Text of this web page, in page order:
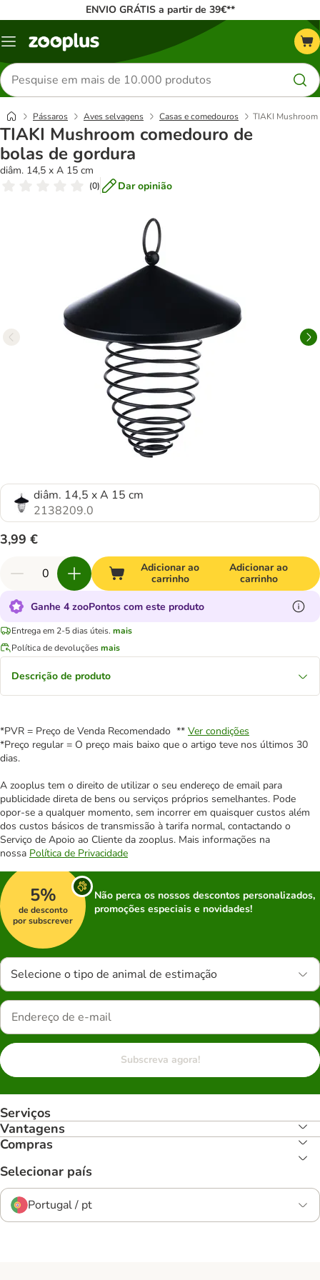
ENVIO GRÁTIS a partir de 39€**
Menu
Pesquisar
produtos
Pássaros Aves selvagens Casas e comedouros TIAKI
TIAKI Mushroom comedouro de
bolas de gordura
diâm. 14,5 x A 15 cm
(0) Dar opinião
diâm. 14,5 x A 15 cm
2138209.0
3,99 €
Adicionar ao
carrinho
Adicionar ao
carrinho
Ganhe 4 zooPontos com este produto
Entrega em 2-5 dias úteis. mais
Política de devoluçõesmais
Descrição de produto
*PVR = Preço de Venda Recomendado ** Ver condições
*Preço regular = O preço mais baixo que o artigo teve nos últimos 30
dias.
A zooplus tem o direito de utilizar o seu endereço de email para
publicidade direta de bens ou serviços próprios semelhantes. Pode
opor-se a qualquer momento, sem incorrer em quaisquer custos além
dos custos básicos de transmissão à tarifa normal, contactando o
Serviço de Apoio ao Cliente da zooplus. Mais informações na
nossa Política de Privacidade
5%
de desconto
por subscrever
Não perca os nossos descontos personalizados,
promoções especiais e novidades!
Selecione o tipo de animal de estimação
Subscreva agora!
Serviços
Vantagens
Compras
Selecionar país
Portugal / pt